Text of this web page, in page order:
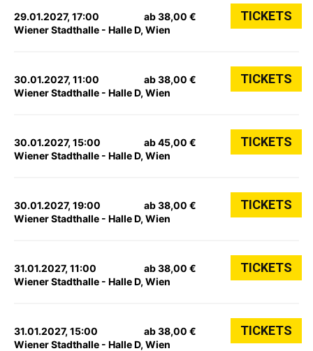
29.01.2027, 17:00
Wiener Stadthalle - Halle D, Wien
ab 38,00 € TICKETS
30.01.2027, 11:00
Wiener Stadthalle - Halle D, Wien
ab 38,00 € TICKETS
30.01.2027, 15:00
Wiener Stadthalle - Halle D, Wien
ab 45,00 € TICKETS
30.01.2027, 19:00
Wiener Stadthalle - Halle D, Wien
ab 38,00 € TICKETS
31.01.2027, 11:00
Wiener Stadthalle - Halle D, Wien
ab 38,00 € TICKETS
31.01.2027, 15:00
Wiener Stadthalle - Halle D, Wien
ab 38,00 € TICKETS